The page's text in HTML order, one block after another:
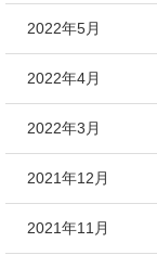
2022年5月
2022年4月
2022年3月
2021年12月
2021年11月